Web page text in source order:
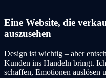
Eine Website, die
auszusehen
Design ist wichtig – aber
Kunden ins Handeln bringt.
schaffen, Emotionen auslösen